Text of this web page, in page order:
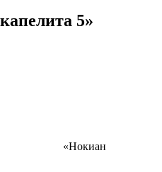
5»
«Нокиан